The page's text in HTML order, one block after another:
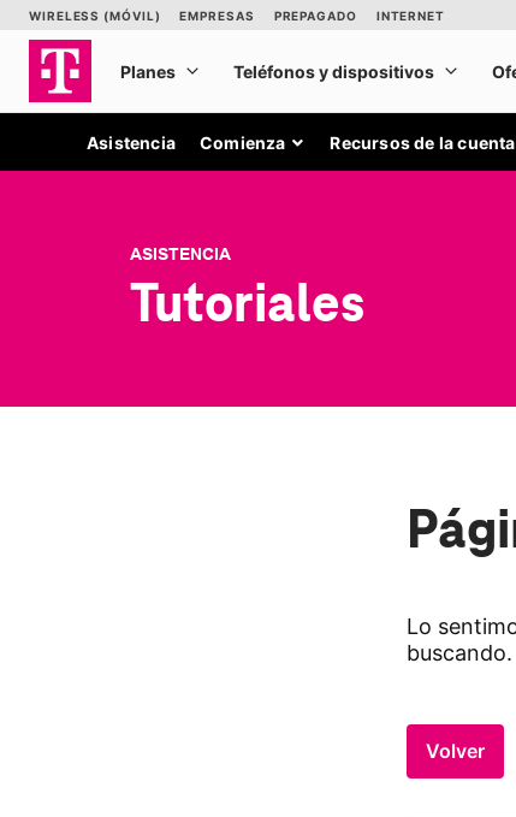
Asistencia Comienza Recursos de la cuenta
ASISTENCIA
Tutoriales